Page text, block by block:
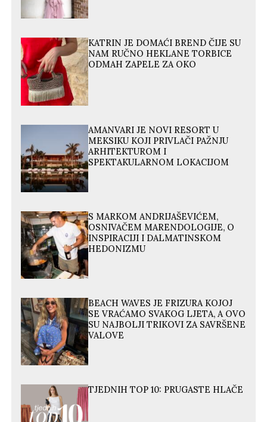
KATRIN JE DOMAĆI BREND ČIJE SU
NAM RUČNO HEKLANE TORBICE
ODMAH ZAPELE ZA OKO
AMANVARI JE NOVI RESORT U
MEKSIKU KOJI PRIVLAČI PAŽNJU
ARHITEKTUROM I
SPEKTAKULARNOM LOKACIJOM
S MARKOM ANDRIJAŠEVIĆEM,
OSNIVAČEM MARENDOLOGIJE, O
INSPIRACIJI I DALMATINSKOM
HEDONIZMU
BEACH WAVES JE FRIZURA KOJOJ
SE VRAĆAMO SVAKOG LJETA, A OVO
SU NAJBOLJI TRIKOVI ZA SAVRŠENE
VALOVE
TJEDNIH TOP 10: PRUGASTE HLAČE